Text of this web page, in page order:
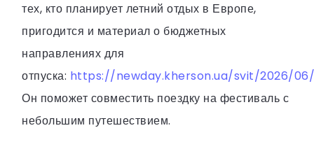
тех, кто планирует летний отдых в Европе,
пригодится и материал о бюджетных
направлениях для
отпуска: https://newday.kherson.ua/svit/2026/
Он поможет совместить поездку на фестиваль с
небольшим путешествием.